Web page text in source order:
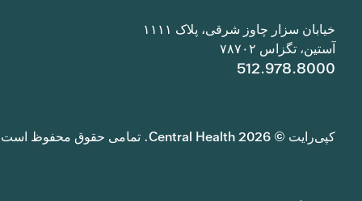
خیابان سزار چاوز شرقی، پلاک ۱۱۱۱
آستین، تگزاس ۷۸۷۰۲
512.978.8000
کپی‌رایت © 2026 Central Health. تمامی حقوق محفوظ است.